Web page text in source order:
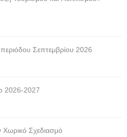
Σεπτεμβρίου 2026
2026-2027
Χωρικό Σχεδιασμό